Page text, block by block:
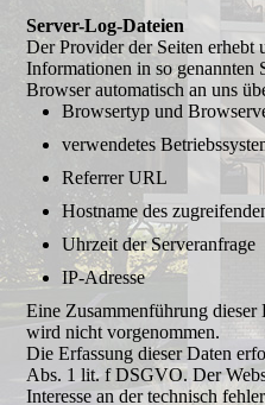
Server-Log-Dateien
Der Provider der Seiten erhebt
Informationen in so
Browser automatisch an uns
Browsertyp und
verwendetes
Referrer URL
Hostname des
Uhrzeit der Serveranfrage
IP-Adresse
Eine Zusammenführung dieser
wird nicht vorgenommen.
Die Erfassung dieser Daten
Abs. 1 lit. f DSGVO. Der
Interesse an der technisch